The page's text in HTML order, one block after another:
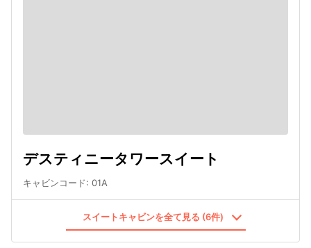
デスティニータワースイート
キャビンコード: 01A
スイートキャビンを全て見る (6件)